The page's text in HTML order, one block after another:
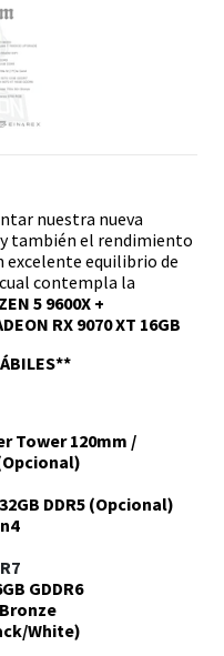
nuestra nueva
también el rendimiento
equilibrio de
contempla la
5 9600X +
RX 9070 XT 16GB
Tower 120mm /
DDR5 (Opcional)
GDDR6
White)